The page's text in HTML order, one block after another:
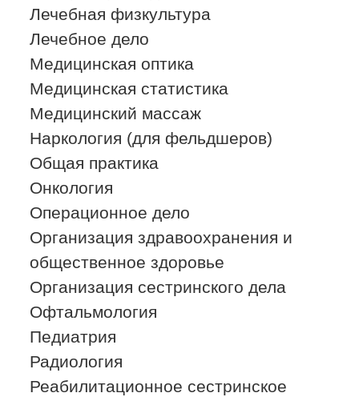
Лечебная физкультура
Лечебное дело
Медицинская оптика
Медицинская статистика
Медицинский массаж
Наркология (для фельдшеров)
Общая практика
Онкология
Операционное дело
Организация здравоохранения и
общественное здоровье
Организация сестринского дела
Офтальмология
Педиатрия
Радиология
Реабилитационное сестринское